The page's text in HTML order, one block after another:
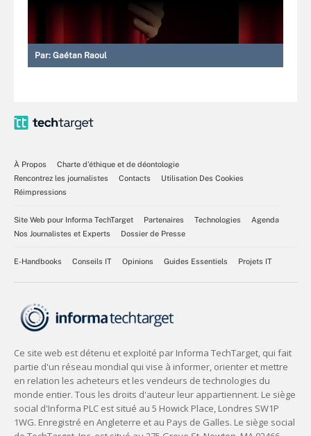
Par: Gaétan Raoul
À Propos
Charte d’éthique et de déontologie
Rencontrez les journalistes
Contacts
Utilisation Des Cookies
Réimpressions
Site Web pour Informa TechTarget Partenaires Technologies
Agenda
Nos Journalistes et Experts
Dossier de Presse
E-Handbooks Conseils IT Opinions Guides Essentiels Projets IT